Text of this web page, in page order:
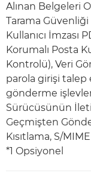
Alınan Belgeleri
Tarama Güvenliği
Kullanıcı İmzası
Korumalı Posta
Kontrolü), Veri
parola girişi talep
gönderme
Sürücüsünün
Geçmişten
Kısıtlama, S/
*1 Opsiyonel